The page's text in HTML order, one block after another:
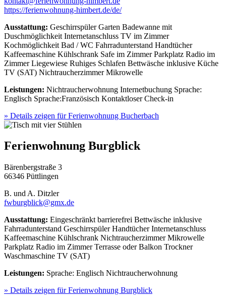
https://ferienwohnung-himbert.de/de/
Ausstattung: Geschirrspüler Garten Badewanne mit
Duschmöglichkeit Internetanschluss TV im Zimmer
Kochmöglichkeit Bad / WC Fahrradunterstand Handtücher
Kaffeemaschine Kühlschrank Safe im Zimmer Parkplatz Radio im
Zimmer Liegewiese Ruhiges Schlafen Bettwäsche inklusive Küche
TV (SAT) Nichtraucherzimmer Mikrowelle
Leistungen: Nichtraucherwohnung Internetbuchung Sprache:
Englisch Sprache:Französisch Kontaktloser Check-in
» Details zeigen für Ferienwohnung Bucherbach
Ferienwohnung Burgblick
Bärenbergstraße 3
66346 Püttlingen
B. und A. Ditzler
fwburgblick@gmx.de
Ausstattung: Eingeschränkt barrierefrei Bettwäsche inklusive
Fahrradunterstand Geschirrspüler Handtücher Internetanschluss
Kaffeemaschine Kühlschrank Nichtraucherzimmer Mikrowelle
Parkplatz Radio im Zimmer Terrasse oder Balkon Trockner
Waschmaschine TV (SAT)
Leistungen: Sprache: Englisch Nichtraucherwohnung
» Details zeigen für Ferienwohnung Burgblick